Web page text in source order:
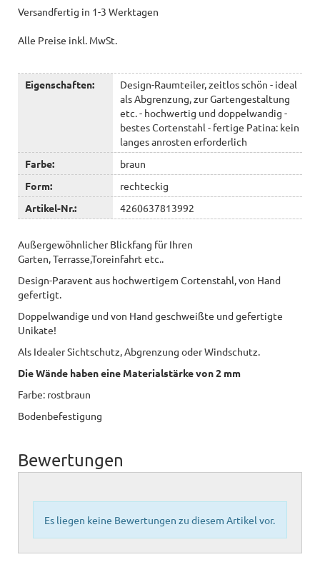
Versandfertig in 1-3 Werktagen
Alle Preise inkl. MwSt.
Eigenschaften:
Design-Raumteiler, zeitlos schön - ideal
als Abgrenzung, zur Gartengestaltung
etc. - hochwertig und doppelwandig -
bestes Cortenstahl - fertige Patina: kein
langes anrosten erforderlich
Farbe:
braun
Form:
rechteckig
Artikel-Nr.:
4260637813992
Außergewöhnlicher Blickfang für Ihren
Garten, Terrasse,Toreinfahrt etc..
Design-Paravent aus hochwertigem Cortenstahl, von Hand
gefertigt.
Doppelwandige und von Hand geschweißte und gefertigte
Unikate!
Als Idealer Sichtschutz, Abgrenzung oder Windschutz.
Die Wände haben eine Materialstärke von 2 mm
Farbe: rostbraun
Bodenbefestigung
Bewertungen
Es liegen keine Bewertungen zu diesem Artikel vor.